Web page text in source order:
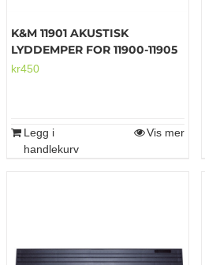
K&M 11901 AKUSTISK
LYDDEMPER FOR 11900-11905
kr450
Legg i
handlekurv
Vis mer